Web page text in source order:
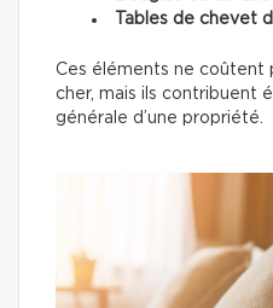
Tables de chevet
Ces éléments ne coûtent
cher, mais ils contribuent
générale d’une propriété.